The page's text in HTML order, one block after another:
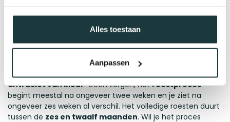
Alles toestaan
Aanpassen
Wilt u een grotere plantenbak van misschien wel 3 meter?
Neem dan contact op met onze specialisten en we kijken
samen met u naar een de mogelijkheden!
Let op: Bij aankoop zijn de plantenbakken vaak nog
antraciet van kleur. Geen zorgen, hetroestproces
begint meestal na ongeveer twee weken en je ziet na
ongeveer zes weken al verschil. Het volledige roesten duurt
tussen de zes en twaalf maanden. Wil je het proces